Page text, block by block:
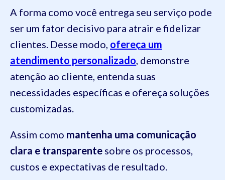
A forma como você entrega seu serviço pode
ser um fator decisivo para atrair e fidelizar
clientes. Desse modo, ofereça um
atendimento personalizado , demonstre
atenção ao cliente, entenda suas
necessidades específicas e ofereça soluções
customizadas.
Assim como mantenha uma comunicação
clara e transparente sobre os processos,
custos e expectativas de resultado.